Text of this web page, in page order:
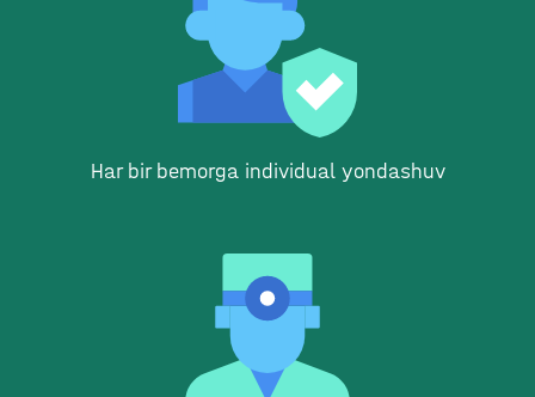
Har bir bemorga individual yondashuv